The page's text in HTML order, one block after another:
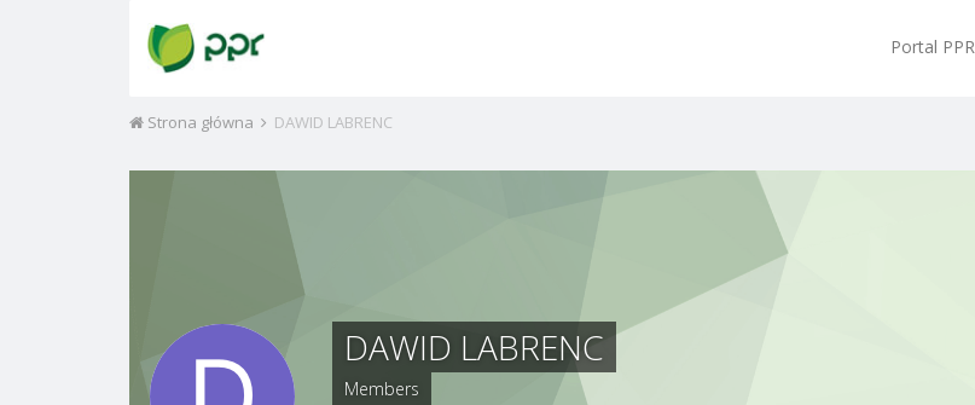
Portal PPR
Strona główna DAWID LABRENC
DAWID LABRENC
Members